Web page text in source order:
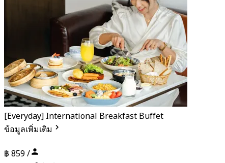
[Everyday] International Breakfast Buffet
ข้อมูลเพิ่มเติม
฿ 859 /